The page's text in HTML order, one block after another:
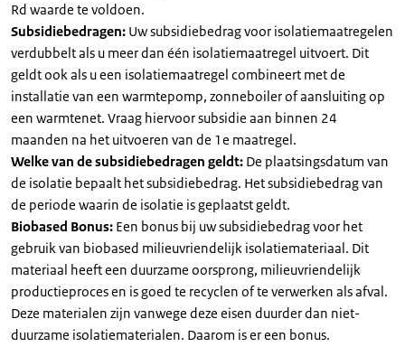
Rd waarde te voldoen.
Subsidiebedragen: Uw subsidiebedrag voor isolatiemaatregelen
verdubbelt als u meer dan één isolatiemaatregel uitvoert. Dit
geldt ook als u een isolatiemaatregel combineert met de
installatie van een warmtepomp, zonneboiler of aansluiting op
een warmtenet. Vraag hiervoor subsidie aan binnen 24
maanden na het uitvoeren van de 1e maatregel.
Welke van de subsidiebedragen geldt: De plaatsingsdatum van
de isolatie bepaalt het subsidiebedrag. Het subsidiebedrag van
de periode waarin de isolatie is geplaatst geldt.
Biobased Bonus: Een bonus bij uw subsidiebedrag voor het
gebruik van biobased milieuvriendelijk isolatiemateriaal. Dit
materiaal heeft een duurzame oorsprong, milieuvriendelijk
productieproces en is goed te recyclen of te verwerken als afval.
Deze materialen zijn vanwege deze eisen duurder dan niet-
duurzame isolatiematerialen. Daarom is er een bonus.